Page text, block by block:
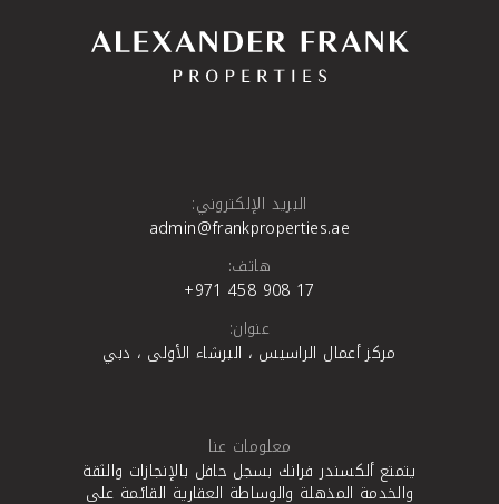
البريد الإلكتروني:
admin@frankproperties.ae
هاتف:
+971 458 908 17
عنوان:
مركز أعمال الراسيس ، البرشاء الأولى ، دبي
معلومات عنا
يتمتع ألكسندر فرانك بسجل حافل بالإنجازات والثقة
والخدمة المذهلة والوساطة العقارية القائمة على